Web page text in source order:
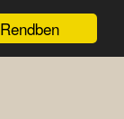
Rendben